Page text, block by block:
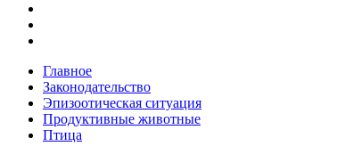
Главное
Законодательство
Эпизоотическая ситуация
Продуктивные животные
Птица